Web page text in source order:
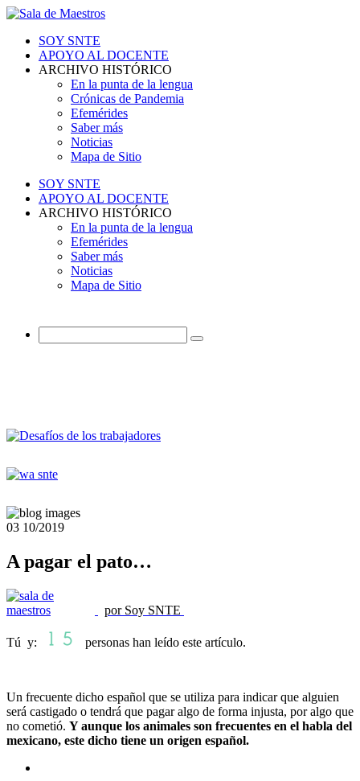
SOY SNTE
APOYO AL DOCENTE
ARCHIVO HISTÓRICO
En la punta de la lengua
Crónicas de Pandemia
Efemérides
Saber más
Noticias
Mapa de Sitio
SOY SNTE
APOYO AL DOCENTE
ARCHIVO HISTÓRICO
En la punta de la lengua
Efemérides
Saber más
Noticias
Mapa de Sitio
03 10/2019
A pagar el pato…
por Soy SNTE
Tú y: personas han leído este artículo.
Un frecuente dicho español que se utiliza para indicar que alguien
será castigado o tendrá que pagar algo de forma injusta, por algo que
no cometió. Y aunque los animales son frecuentes en el habla del
mexicano, este dicho tiene un origen español.